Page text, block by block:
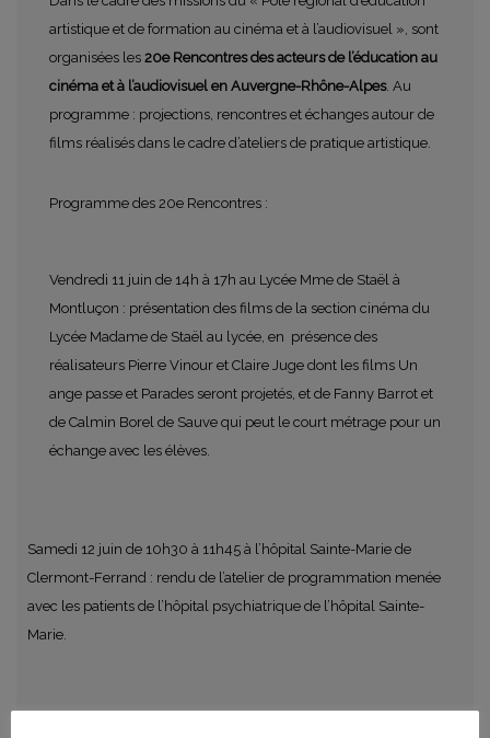
artistique et de formation au cinéma et à l’audiovisuel », sont
organisées les 20e Rencontres des acteurs de l’éducation au
cinéma et à l’audiovisuel en Auvergne-Rhône-Alpes. Au
programme : projections, rencontres et échanges autour de
films réalisés dans le cadre d’ateliers de pratique artistique.
Programme des 20e Rencontres :
Vendredi 11 juin de 14h à 17h au Lycée Mme de Staël à
Montluçon : présentation des films de la section cinéma du
Lycée Madame de Staël au lycée, en présence des
réalisateurs Pierre Vinour et Claire Juge dont les films Un
ange passe et Parades seront projetés, et de Fanny Barrot et
de Calmin Borel de Sauve qui peut le court métrage pour un
échange avec les élèves.
Samedi 12 juin de 10h30 à 11h45 à l’hôpital Sainte-Marie de
Clermont-Ferrand : rendu de l’atelier de programmation menée
avec les patients de l’hôpital psychiatrique de l’hôpital Sainte-
Marie.